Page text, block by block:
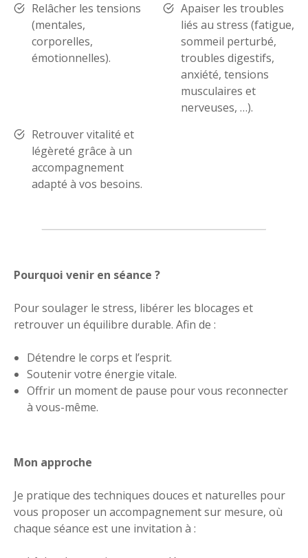
Relâcher les tensions
(mentales,
corporelles,
émotionnelles).
Apaiser les troubles
liés au stress (fatigue,
sommeil perturbé,
troubles digestifs,
anxiété, tensions
musculaires et
nerveuses, …).
Retrouver vitalité et
légèreté grâce à un
accompagnement
adapté à vos besoins.
Pourquoi venir en séance ?
Pour soulager le stress, libérer les blocages et
retrouver un équilibre durable. Afin de :
Détendre le corps et l’esprit.
Soutenir votre énergie vitale.
Offrir un moment de pause pour vous reconnecter
à vous-même.
Mon approche
Je pratique des techniques douces et naturelles pour
vous proposer un accompagnement sur mesure, où
chaque séance est une invitation à :